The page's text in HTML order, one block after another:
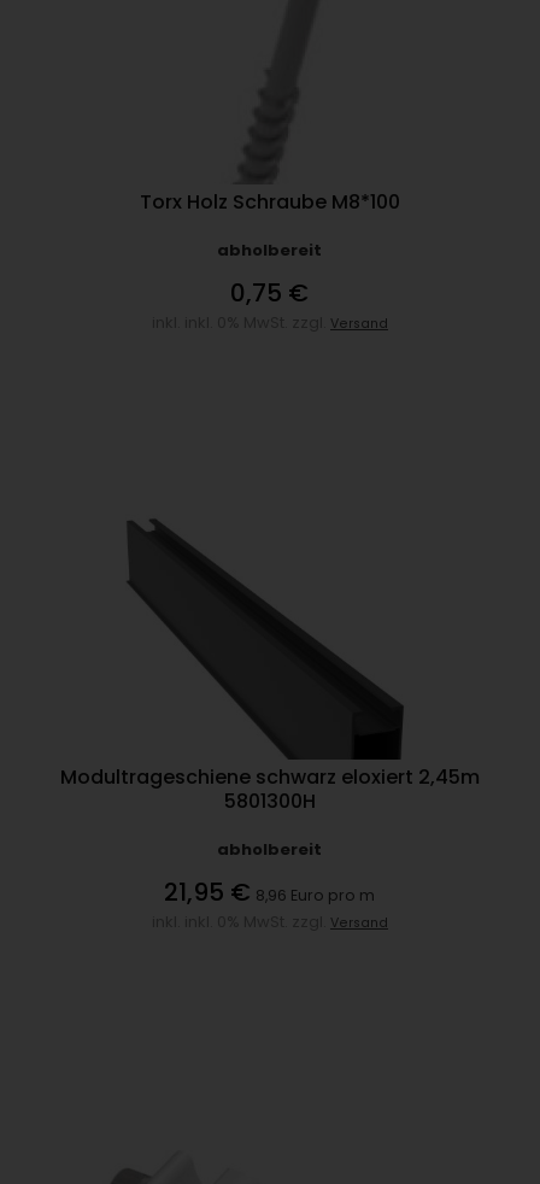
Torx Holz Schraube M8*100
abholbereit
0,75 €
Versand
Modultrageschiene schwarz eloxiert 2,45m
5801300H
abholbereit
21,95 € 8,96 Euro pro m
Versand